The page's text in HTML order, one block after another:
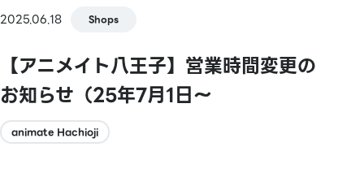
2025.06.18 Shops
【アニメイト八王子】営業時間変更の
お知らせ（25年7月1日～
animate Hachioji